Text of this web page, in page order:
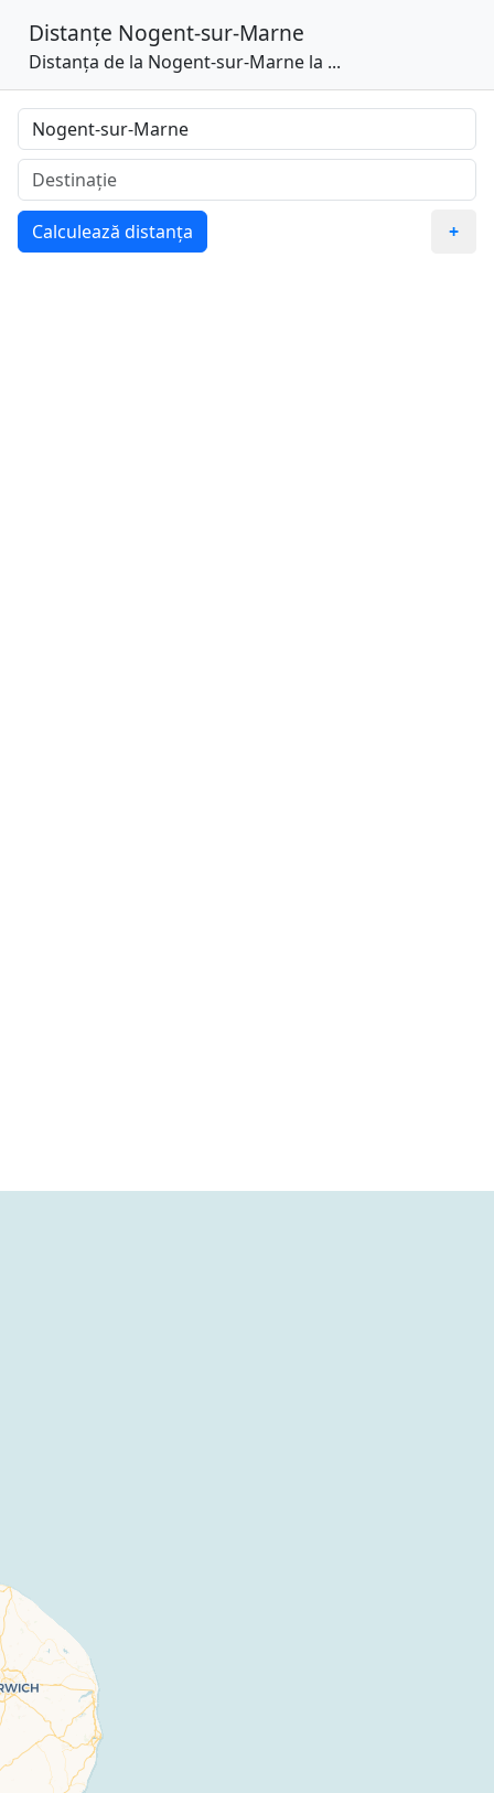
Distanțe Nogent-sur-Marne
Distanța de la Nogent-sur-Marne la ...
Calculează distanța +